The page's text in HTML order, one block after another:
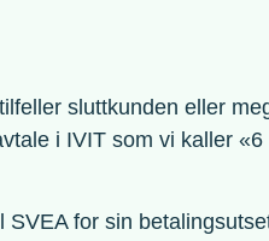
sluttkunden eller
i IVIT som vi kaller «6
for sin